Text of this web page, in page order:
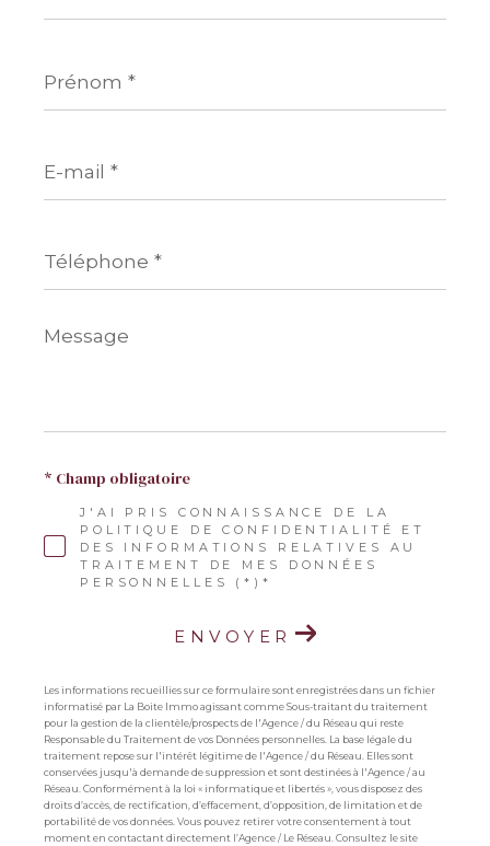
*
mail
*
*
Message
*
J'AI PRIS CONNAISSANCE DE LA
POLITIQUE DE CONFIDENTIALITÉ ET
DES INFORMATIONS RELATIVES AU
TRAITEMENT DE MES DONNÉES
PERSONNELLES (*)*
* Champ obligatoire
ENVOYER
Les informations recueillies sur ce formulaire sont enregistrées dans un fichier
informatisé par La Boite Immo agissant comme Sous-traitant du traitement
pour la gestion de la clientèle/prospects de l'Agence / du Réseau qui reste
Responsable du Traitement de vos Données personnelles. La base légale du
traitement repose sur l'intérêt légitime de l'Agence / du Réseau. Elles sont
conservées jusqu'à demande de suppression et sont destinées à l'Agence / au
Réseau. Conformément à la loi « informatique et libertés », vous disposez des
droits d’accès, de rectification, d’effacement, d’opposition, de limitation et de
portabilité de vos données. Vous pouvez retirer votre consentement à tout
moment en contactant directement l’Agence / Le Réseau. Consultez le site